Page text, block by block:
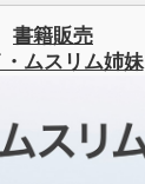
書籍販売
・ムスリム姉妹